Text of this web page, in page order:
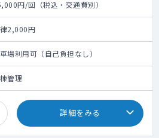
円/回（税込・交通費別）
2,000円
場利用可（自己負担なし）
管理
詳細をみる